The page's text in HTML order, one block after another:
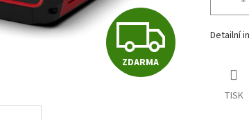
Z
D
ZDARMA
Detailní
TISK